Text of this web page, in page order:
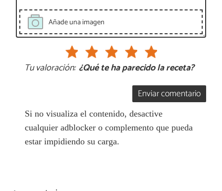
Añade una imagen
Tu valoración: ¿Qué te ha parecido la receta?
Enviar comentario
Si no visualiza el contenido, desactive
cualquier adblocker o complemento que pueda
estar impidiendo su carga.